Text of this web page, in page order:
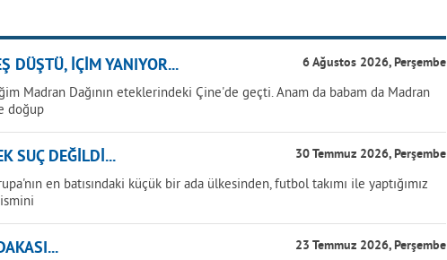
DÜŞTÜ, İÇİM YANIYOR... 6 Ağustos 2026, Perşembe
Madran Dağının eteklerindeki Çine'de geçti. Anam da babam da Madran
doğup
SUÇ DEĞİLDİ... 30 Temmuz 2026, Perşembe
en batısındaki küçük bir ada ülkesinden, futbol takımı ile yaptığımız
23 Temmuz 2026, Perşembe